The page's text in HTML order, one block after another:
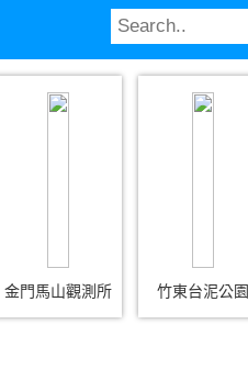
金門馬山觀測所 竹東台泥公園